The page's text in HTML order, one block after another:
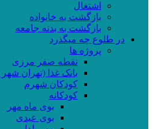
اشتغال
بازگشت به خانواده
بازگشت به بدنه جامعه
در طلوع چه میگذرد
پروژه ها
نقطه صفر مرزی
بانک غذا (تهران
کودکان شهرم
کودکانه
بوی ماه مهر
بوی عیدی